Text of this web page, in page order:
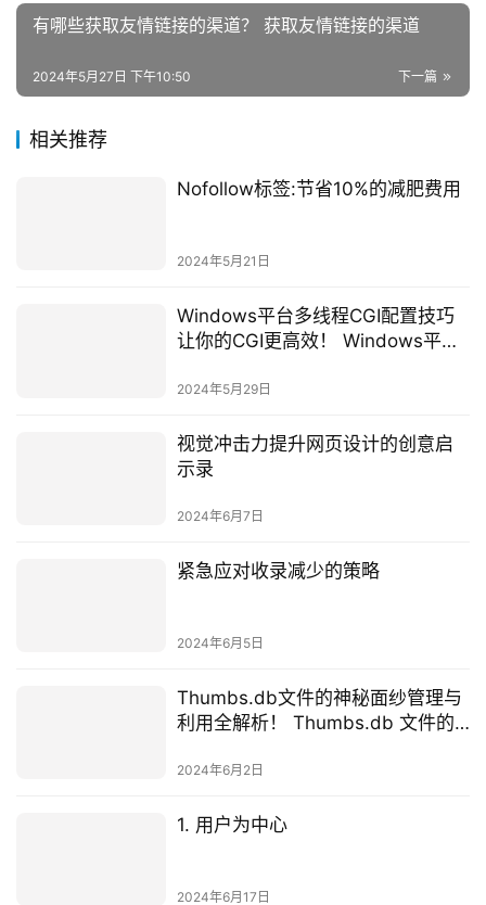
有哪些获取友情链接的渠道？ 获取友情链接的渠道
下一篇
2024年5月27日 下午10:50
相关推荐
Nofollow标签:节省10%的减肥费用
2024年5月21日
Windows平台多线程CGI配置技巧
让你的CGI更高效！ Windows平台
2024年5月29日
视觉冲击力提升网页设计的创意启
示录
2024年6月7日
紧急应对收录减少的策略
2024年6月5日
Thumbs.db文件的神秘面纱管理与
利用全解析！ Thumbs.db 文件的
2024年6月2日
1. 用户为中心
2024年6月17日